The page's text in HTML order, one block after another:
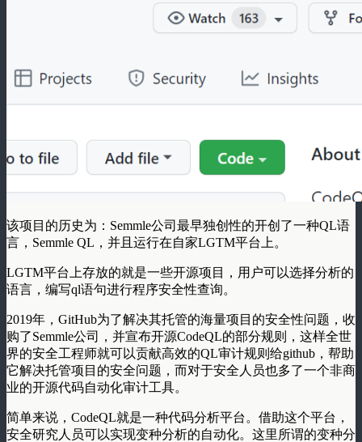
该项目的历史为：Semmle公司最早独创性的开创了一种QL语
言，Semmle QL，并且运行在自家LGTM平台上。
LGTM平台上存放的就是一些开源项目，用户可以选择分析的
语言，编写ql语句进行程序安全性查询。
2019年，GitHub为了解决其托管的海量项目的安全性问题，收
购了Semmle公司，并宣布开源CodeQL的部分规则，这样全世
界的安全工程师就可以贡献高效的QL审计规则给github，帮助
它解决托管项目的安全问题，而对于安全人员也多了一个非商
业的开源代码自动化审计工具。
简单来说，CodeQL就是一种代码分析平台。借助这个平台，
安全研究人员可以实现变种分析的自动化。这里所谓的变种分